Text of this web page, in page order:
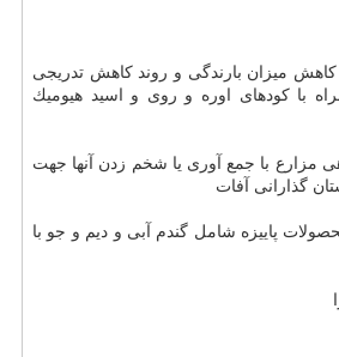
كاهش میزان بارندگی و روند كاهش تدریجی
با كودهای اوره و روی و اسید هیومیك
مزارع با جمع آوری یا شخم زدن آنها جهت
گذارانی آفات
پاییزه شامل گندم آبی و دیم و جو با